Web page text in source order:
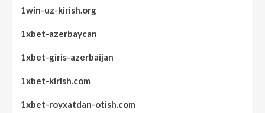
1win-uz-kirish.org
1xbet-azerbaycan
1xbet-giris-azerbaijan
1xbet-kirish.com
1xbet-royxatdan-otish.com